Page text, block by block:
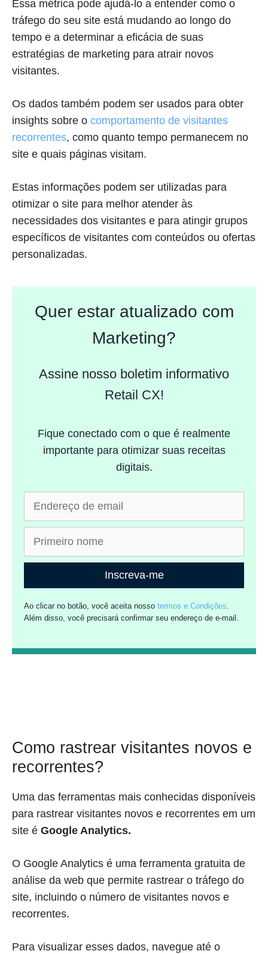
Essa métrica pode ajudá-lo a entender como o
tráfego do seu site está mudando ao longo do
tempo e a determinar a eficácia de suas
estratégias de marketing para atrair novos
visitantes.
Os dados também podem ser usados para obter
insights sobre o comportamento de visitantes
recorrentes, como quanto tempo permanecem no
site e quais páginas visitam.
Estas informações podem ser utilizadas para
otimizar o site para melhor atender às
necessidades dos visitantes e para atingir grupos
específicos de visitantes com conteúdos ou ofertas
personalizadas.
Quer estar atualizado com
Marketing?
Assine nosso boletim informativo
Retail CX!
Fique conectado com o que é realmente
importante para otimizar suas receitas
digitais.
Inscreva-me
Ao clicar no botão, você aceita nossotermos e Condições.
Além disso, você precisará confirmar seu endereço de e-mail.
Como rastrear visitantes novos e
recorrentes?
Uma das ferramentas mais conhecidas disponíveis
para rastrear visitantes novos e recorrentes em um
site é Google Analytics.
O Google Analytics é uma ferramenta gratuita de
análise da web que permite rastrear o tráfego do
site, incluindo o número de visitantes novos e
recorrentes.
Para visualizar esses dados, navegue até o